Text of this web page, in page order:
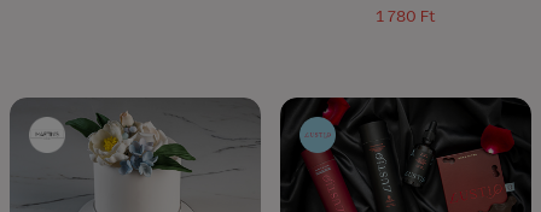
gluténmentes)
1 780 Ft